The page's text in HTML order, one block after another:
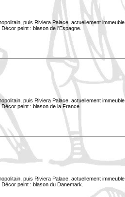
puis Riviera Palace, actuellement immeuble
peint : blason de l'Espagne.
puis Riviera Palace, actuellement immeuble
peint : blason de la France.
puis Riviera Palace, actuellement immeuble
peint : blason du Danemark.